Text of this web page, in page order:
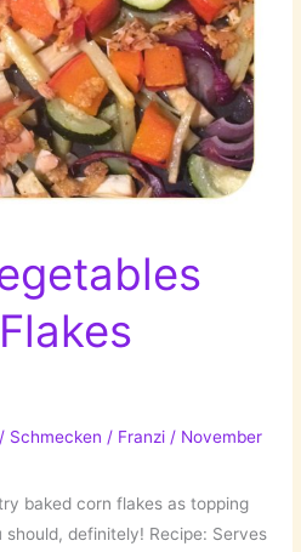
/ Schmecken / Franzi / November
baked corn flakes as topping
definitely! Recipe: Serves